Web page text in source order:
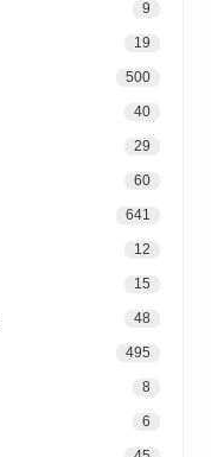
9
19
500
40
29
60
641
12
15
48
495
8
6